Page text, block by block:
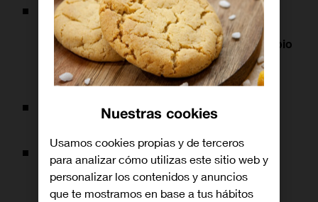
Con estos galardones, Orange reconoce la
labor de entidades sociales y empresas a
través de sus proyectos en materia de ‘Cambio
Climático’, ‘Inclusión digital’ y ‘Uso
responsable de la tecnología’.
Este año, la dotación asciende a un total de
90.000 euros.
El periodo de candidaturas para esta nueva
edición se extenderá hasta el próximo 31 de
mayo, a las 23 horas.
Nuestras cookies
Usamos cookies propias y de terceros
para analizar cómo utilizas este sitio web y
personalizar los contenidos y anuncios
que te mostramos en base a tus hábitos